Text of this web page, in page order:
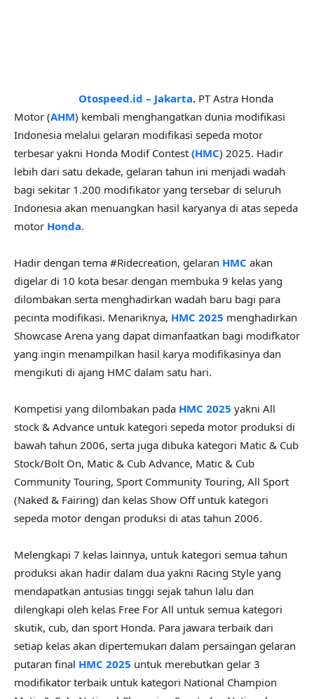
Otospeed.id – Jakarta. PT Astra Honda
Motor (AHM) kembali menghangatkan dunia modifikasi
Indonesia melalui gelaran modifikasi sepeda motor
terbesar yakni Honda Modif Contest (HMC) 2025. Hadir
lebih dari satu dekade, gelaran tahun ini menjadi wadah
bagi sekitar 1.200 modifikator yang tersebar di seluruh
Indonesia akan menuangkan hasil karyanya di atas sepeda
motor Honda.
Hadir dengan tema #Ridecreation, gelaran HMC akan
digelar di 10 kota besar dengan membuka 9 kelas yang
dilombakan serta menghadirkan wadah baru bagi para
pecinta modifikasi. Menariknya, HMC 2025 menghadirkan
Showcase Arena yang dapat dimanfaatkan bagi modifkator
yang ingin menampilkan hasil karya modifikasinya dan
mengikuti di ajang HMC dalam satu hari.
Kompetisi yang dilombakan pada HMC 2025 yakni All
stock & Advance untuk kategori sepeda motor produksi di
bawah tahun 2006, serta juga dibuka kategori Matic & Cub
Stock/Bolt On, Matic & Cub Advance, Matic & Cub
Community Touring, Sport Community Touring, All Sport
(Naked & Fairing) dan kelas Show Off untuk kategori
sepeda motor dengan produksi di atas tahun 2006.
Melengkapi 7 kelas lainnya, untuk kategori semua tahun
produksi akan hadir dalam dua yakni Racing Style yang
mendapatkan antusias tinggi sejak tahun lalu dan
dilengkapi oleh kelas Free For All untuk semua kategori
skutik, cub, dan sport Honda. Para jawara terbaik dari
setiap kelas akan dipertemukan dalam persaingan gelaran
putaran final HMC 2025 untuk merebutkan gelar 3
modifikator terbaik untuk kategori National Champion